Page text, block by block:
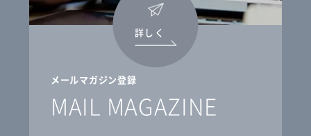
メールマガジン登録
MAIL MAGAZINE
詳しく